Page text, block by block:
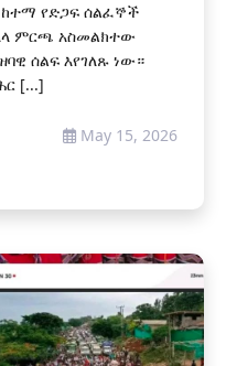
የድጋፍ ሰልፈኞች
ምርጫ አስመልክተው
ሰልፍ እየገለጹ ነው።
[...]
May 15, 2026